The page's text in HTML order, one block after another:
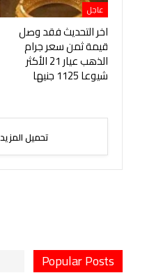
عاجل
اخر التحديث فقد وصل
قيمة ثمن سعر جرام
الذهب عيار 21 الأكثر
شيوعا 1125 جنيها
تحميل
Popular Posts